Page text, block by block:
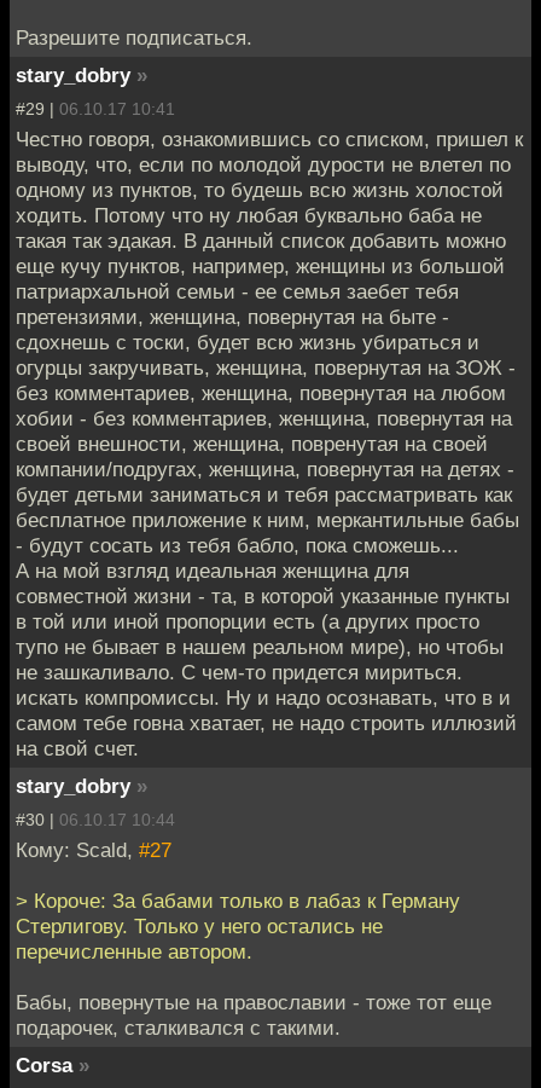
Разрешите подписаться.
stary_dobry »
#29 | 06.10.17 10:41
Честно говоря, ознакомившись со списком, пришел к
выводу, что, если по молодой дурости не влетел по
одному из пунктов, то будешь всю жизнь холостой
ходить. Потому что ну любая буквально баба не
такая так эдакая. В данный список добавить можно
еще кучу пунктов, например, женщины из большой
патриархальной семьи - ее семья заебет тебя
претензиями, женщина, повернутая на быте -
сдохнешь с тоски, будет всю жизнь убираться и
огурцы закручивать, женщина, повернутая на ЗОЖ -
без комментариев, женщина, повернутая на любом
хобии - без комментариев, женщина, повернутая на
своей внешности, женщина, повренутая на своей
компании/подругах, женщина, повернутая на детях -
будет детьми заниматься и тебя рассматривать как
бесплатное приложение к ним, меркантильные бабы
- будут сосать из тебя бабло, пока сможешь...
А на мой взгляд идеальная женщина для
совместной жизни - та, в которой указанные пункты
в той или иной пропорции есть (а других просто
тупо не бывает в нашем реальном мире), но чтобы
не зашкаливало. С чем-то придется мириться.
искать компромиссы. Ну и надо осознавать, что в и
самом тебе говна хватает, не надо строить иллюзий
на свой счет.
stary_dobry »
#30 | 06.10.17 10:44
Кому: Scald, #27
> Короче: За бабами только в лабаз к Герману
Стерлигову. Только у него остались не
перечисленные автором.
Бабы, повернутые на православии - тоже тот еще
подарочек, сталкивался с такими.
Corsa »